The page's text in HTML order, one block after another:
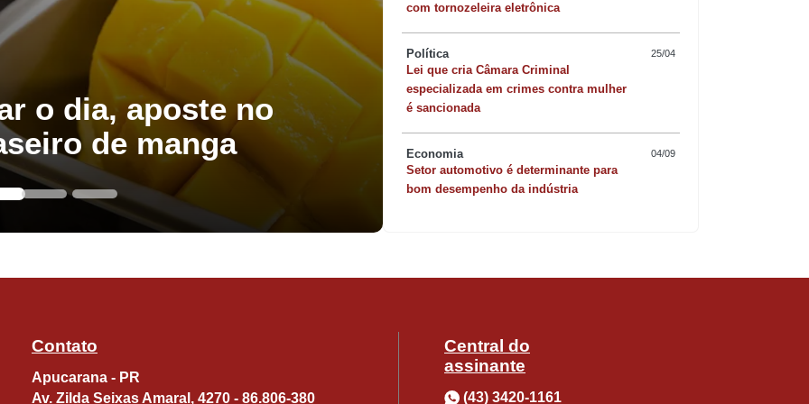
de Portugal. Após o jogo, enviou mensagens festejando a taça de Portugal logo
Foi merecida a conquista vir com um técnico português da gema em vez de ser com um
em 2004. "Ele merece. Conhece futebol e é um técnico das antigas".
o dia, aposte no
de manga
risoto de camarão
com tornozeleira eletrônica
Política 25/04
Lei que cria Câmara Criminal
especializada em crimes contra mulher
é sancionada
Economia 04/09
Setor automotivo é determinante para
bom desempenho da indústria
Contato
Apucarana - PR
Av. Zilda Seixas Amaral, 4270 - 86.806-380
Central do
assinante
(43) 3420-1161